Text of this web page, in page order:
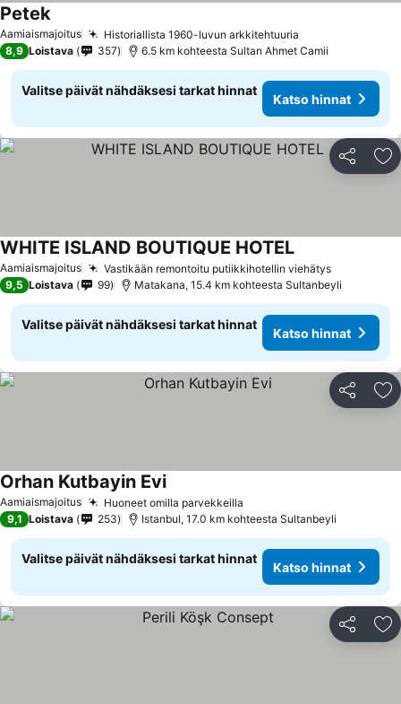
Aamiaismajoitus Historiallista 1960-luvun arkkitehtuuria
Petek
8,9 Loistava 357 6.5 km kohteesta Sultan Ahmet Camii
Valitse päivät nähdäksesi tarkat hinnat
Katso hinnat
Jaa
Aamiaismajoitus Vastikään remontoitu putiikkihotellin viehätys
WHITE ISLAND BOUTIQUE HOTEL
9,5 Loistava 99 Matakana, 15.4 km kohteesta Sultanbeyli
Valitse päivät nähdäksesi tarkat hinnat
Katso hinnat
Jaa
Aamiaismajoitus Huoneet omilla parvekkeilla
Orhan Kutbayin Evi
9,1 Loistava 253 Istanbul, 17.0 km kohteesta Sultanbeyli
Valitse päivät nähdäksesi tarkat hinnat
Katso hinnat
Jaa